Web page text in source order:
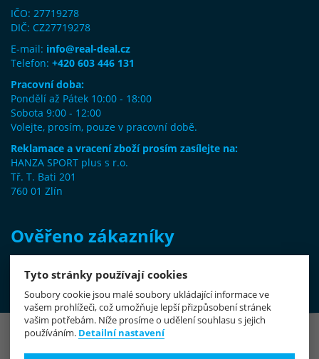
IČO: 27719278
DIČ: CZ27719278
E-mail: info@real-deal.cz
Telefon: +420 603 446 131
Pracovní doba:
Pondělí až Pátek 10:00 - 18:00
Sobota 9:00 - 12:00
Volejte, prosím, pouze v pracovní době.
Reklamace a vracení zboží prosím zasílejte na:
HANZA SPORT plus s r.o.
Tř. T. Bati 201
760 01 Zlín
Ověřeno zákazníky
Vaše recenze na Heureka.cz
Copyright © 2011-2026Real-Deal.cz
Tyto stránky používají cookies
Soubory cookie jsou malé soubory ukládající informace ve
vašem prohlížeči, což umožňuje lepší přizpůsobení stránek
vašim potřebám. Níže prosíme o udělení souhlasu s jejich
používáním. Detailní nastavení